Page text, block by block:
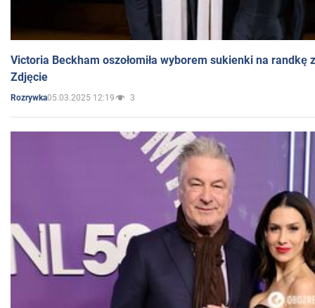
Victoria Beckham oszołomiła wyborem sukienki na randkę
Zdjęcie
Rozrywka05.03.2025 12:19 3